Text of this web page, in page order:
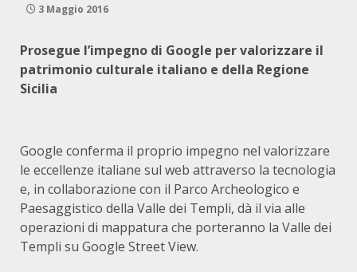
3 Maggio 2016
Prosegue l’impegno di Google per valorizzare il
patrimonio culturale italiano e della Regione
Sicilia
Google conferma il proprio impegno nel valorizzare
le eccellenze italiane sul web attraverso la tecnologia
e, in collaborazione con il Parco Archeologico e
Paesaggistico della Valle dei Templi, dà il via alle
operazioni di mappatura che porteranno la Valle dei
Templi su Google Street View.